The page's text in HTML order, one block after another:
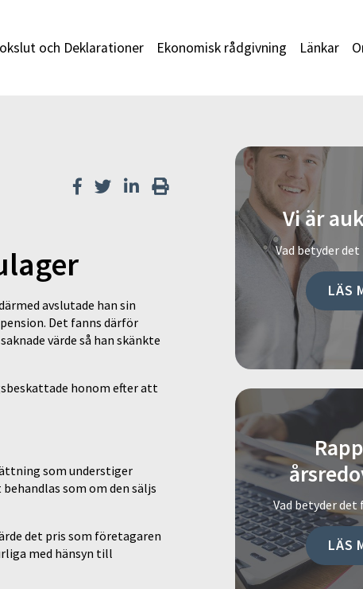
och Deklarationer Ekonomisk rådgivning Länkar
avslutade han sin
Det fanns därför
värde så han skänkte
honom efter att
som understiger
som om den säljs
det pris som företagaren
med hänsyn till
Vi är
Vad betyder
LÄS
Vad betyder det
LÄS